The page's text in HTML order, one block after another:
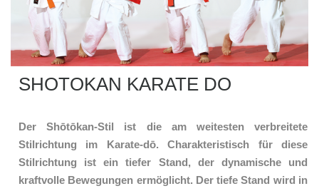
SHOTOKAN KARATE DO
Der Shōtōkan-Stil ist die am weitesten verbreitete
Stilrichtung im Karate-dō. Charakteristisch für diese
Stilrichtung ist ein tiefer Stand, der dynamische und
kraftvolle Bewegungen ermöglicht. Der tiefe Stand wird in